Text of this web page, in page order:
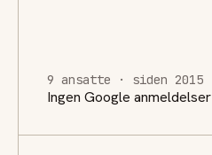
9 ansatte · siden 2015
Ingen Google anmeldelser